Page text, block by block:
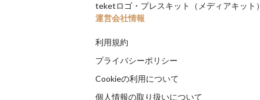
teketロゴ・プレスキット（メディアキット）
運営会社情報
利用規約
プライバシーポリシー
Cookieの利用について
個人情報の取り扱いについて